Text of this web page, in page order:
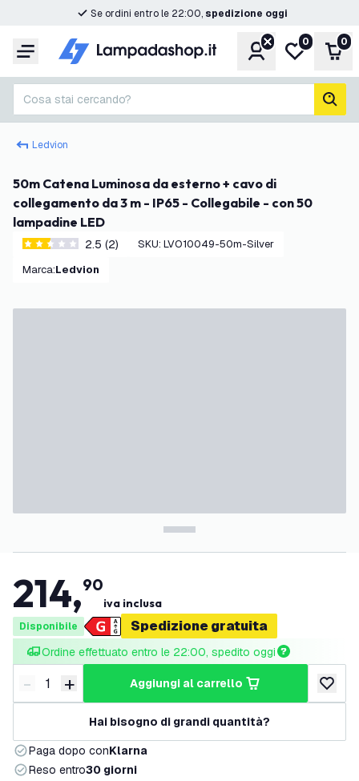
Se ordini entro le 22:00, spedizione oggi
Menu Account
Lista
0 0
Cosa stai cercando?
Ledvion
50m Catena Luminosa da esterno + cavo di
collegamento da 3 m - IP65 - Collegabile - con 50
lampadine LED
2.5 stelle di valutazione
2.5 (2) SKU: LVO10049-50m-Silver
Marca: Ledvion
214,90
iva inclusa
Disponibile Spedizione gratuita
Ordine effettuato entro le 22:00, spedito oggi
Riduci quantità
- Aumenta quantità
+ aggiungi al carrello
Hai bisogno di grandi quantità?
Paga dopo conKlarna
Reso entro30 giorni